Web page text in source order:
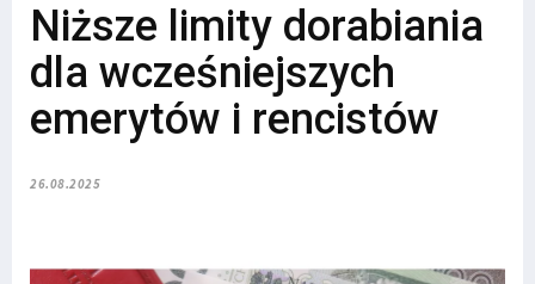
Niższe limity dorabiania
dla wcześniejszych
emerytów i rencistów
26.08.2025